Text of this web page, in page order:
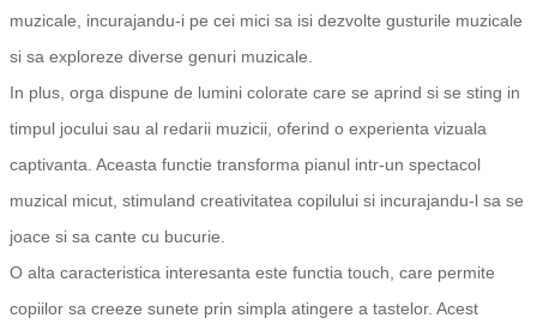
muzicale, incurajandu-i pe cei mici sa isi dezvolte gusturile muzicale
si sa exploreze diverse genuri muzicale.
In plus, orga dispune de lumini colorate care se aprind si se sting in
timpul jocului sau al redarii muzicii, oferind o experienta vizuala
captivanta. Aceasta functie transforma pianul intr-un spectacol
muzical micut, stimuland creativitatea copilului si incurajandu-l sa se
joace si sa cante cu bucurie.
O alta caracteristica interesanta este functia touch, care permite
copiilor sa creeze sunete prin simpla atingere a tastelor. Acest